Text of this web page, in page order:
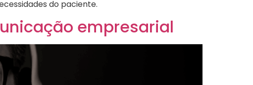
do paciente.
empresarial